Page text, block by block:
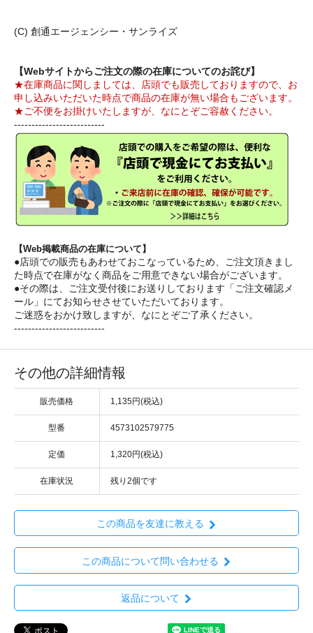
(C) 創通エージェンシー・サンライズ
【Webサイトからご注文の際の在庫についてのお詫び】
★在庫商品に関しましては、店頭でも販売しておりますので、お
申し込みいただいた時点で商品の在庫が無い場合もございます。
★ご不便をお掛けいたしますが、なにとぞご容赦ください。
--------------------------
【Web掲載商品の在庫について】
●店頭での販売もあわせておこなっているため、ご注文頂きまし
た時点で在庫がなく商品をご用意できない場合がございます。
●その際は、ご注文受付後にお送りしております「ご注文確認メ
ール」にてお知らせさせていただいております。
ご迷惑をおかけ致しますが、なにとぞご了承ください。
--------------------------
その他の詳細情報
販売価格 1,135円(税込)
型番 4573102579775
定価 1,320円(税込)
在庫状況 残り2個です
この商品を友達に教える
この商品について問い合わせる
返品について